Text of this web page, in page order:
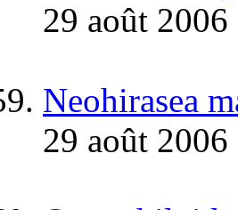
29 août 2006
Neohirasea
29 août 2006